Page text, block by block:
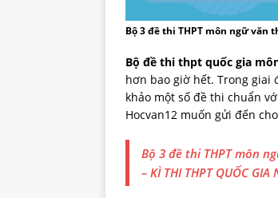
Bộ 3 đề thi THPT môn ngữ văn
Bộ đề thi thpt quốc gia
hơn bao giờ hết. Trong giai
khảo một số đề thi chuẩn
Hocvan12 muốn gửi đến
Bộ 3 đề thi THPT môn
– KÌ THI THPT QUỐC